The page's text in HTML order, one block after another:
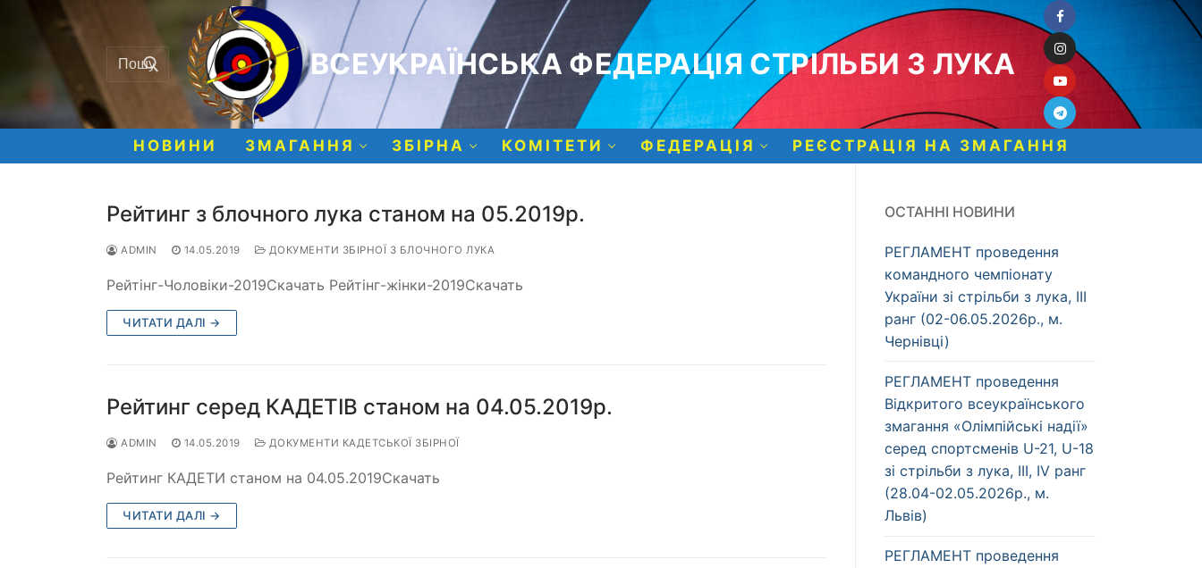
Шукати: ВСЕУКРАЇНСЬКА ФЕДЕРАЦІЯ СТРІЛЬБИ З ЛУКА
НОВИНИ ЗМАГАННЯ ЗБІРНА КОМІТЕТИ ФЕДЕРАЦІЯ РЕЄСТРАЦІЯ НА ЗМАГАННЯ
Рейтинг з блочного лука станом на 05.2019р.
ADMIN 14.05.2019 ДОКУМЕНТИ ЗБІРНОЇ З БЛОЧНОГО ЛУКА
Рейтінг-Чоловіки-2019Скачать Рейтінг-жінки-2019Скачать
ЧИТАТИ ДАЛІ →
Рейтинг серед КАДЕТІВ станом на 04.05.2019р.
ADMIN 14.05.2019 ДОКУМЕНТИ КАДЕТСЬКОЇ ЗБІРНОЇ
Рейтинг КАДЕТИ станом на 04.05.2019Скачать
ЧИТАТИ ДАЛІ →
ОСТАННІ НОВИНИ
РЕГЛАМЕНТ проведення
командного чемпіонату
України зі стрільби з лука, ІІІ
ранг (02-06.05.2026р., м.
Чернівці)
РЕГЛАМЕНТ проведення
Відкритого всеукраїнського
змагання «Олімпійські надії»
серед спортсменів U-21, U-18
зі стрільби з лука, ІІІ, IV ранг
(28.04-02.05.2026р., м.
Львів)
РЕГЛАМЕНТ проведення